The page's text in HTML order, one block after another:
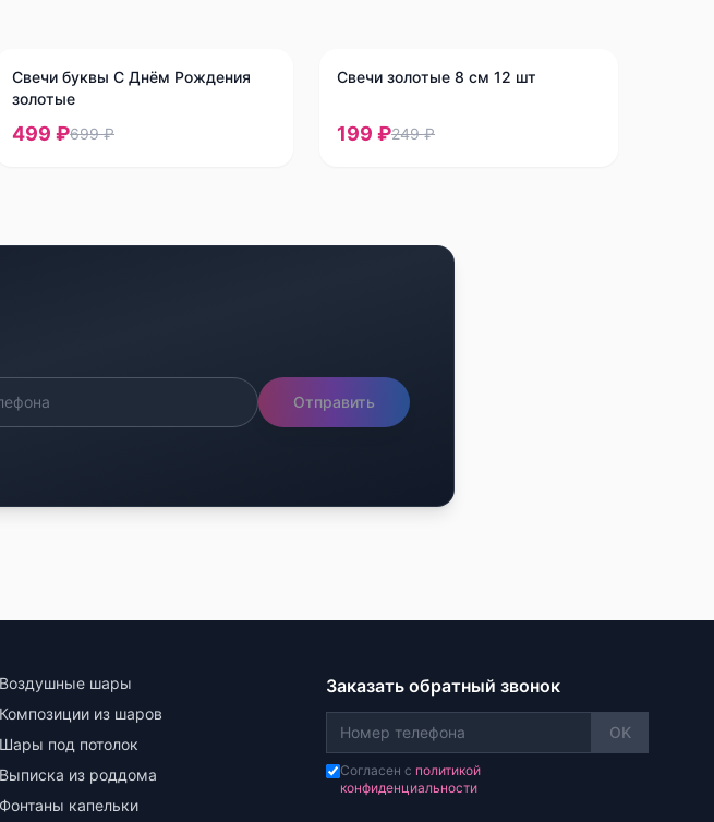
-29%
Свечи буквы С Днём Рождения
золотые
499 ₽699 ₽
-20%
Свечи золотые 8 см 12 шт
199 ₽249 ₽
Отправить
Воздушные шары
Композиции из шаров
Шары под потолок
Выписка из роддома
Фонтаны капельки
Заказать обратный звонок
OK
Согласен с политикой
конфиденциальности